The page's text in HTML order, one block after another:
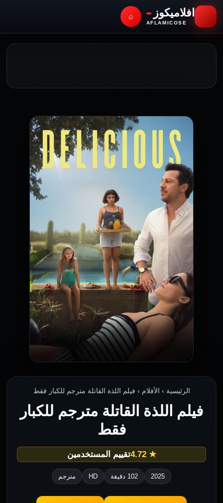
افلاميكوز
AFLAMICOSE
⌕
الرئيسية › الأفلام › فيلم اللذة القاتلة مترجم للكبار فقط
فيلم اللذة القاتلة مترجم للكبار
فقط
★ 4.72 تقييم المستخدمين
2025 102 دقيقة HD مترجم